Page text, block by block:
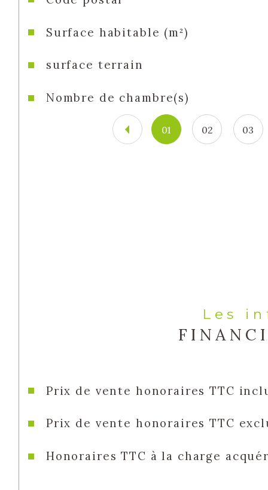
Surface habitable (m²)
surface terrain
Nombre de chambre(s)
01 02 03
Les
Prix de vente honoraires TTC
Prix de vente honoraires TTC
Honoraires TTC à la charge